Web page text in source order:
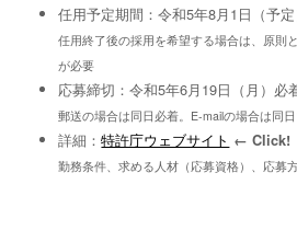
任用予定期間：令和5年8月1日（予
任用終了後の採用を希望する場合は、原則
が必要
応募締切：令和5年6月19日（月）必
郵送の場合は同日必着。E-mailの場合は同
詳細：特許庁ウェブサイト ← Click!
勤務条件、求める人材（応募資格）、応募